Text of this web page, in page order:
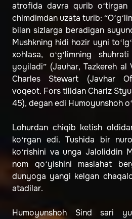
atrofida davra qurib
chimdimdan uzata turib:
bilan sizlarga beradigan
Mushkning hidi hozir uyni
xohlasa, o‘g‘limning
yoyiladi” (Jauhar, Tazkereh
Charles Stewart (Javhar
voqeot. Fors tilidan Charlz
45), degan edi Humoyunshoh
Lohurdan chiqib ketish
ko‘rgan edi. Tushida bir
ko‘rishini va unga Jaloliddin
nom qo‘yishini maslahat
dunyoga yangi kelgan
atadilar.
Humoyunshoh Sind sari